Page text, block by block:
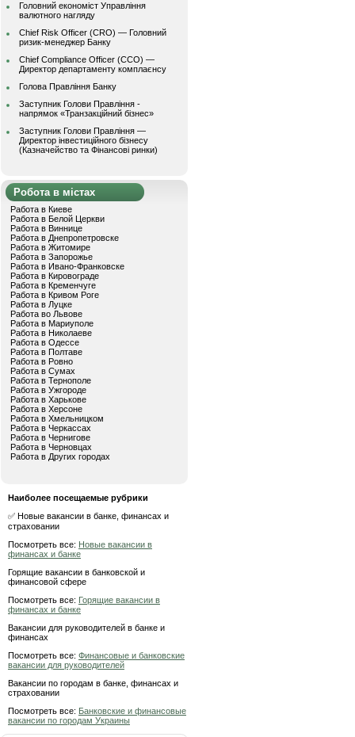
Головний економіст Управління
валютного нагляду
Chief Risk Officer (CRO) — Головний
ризик-менеджер Банку
Chief Compliance Officer (CCO) —
Директор департаменту комплаєнсу
Голова Правління Банку
Заступник Голови Правління -
напрямок «Транзакційний бізнес»
Заступник Голови Правління —
Директор інвестиційного бізнесу
(Казначейство та Фінансові ринки)
Робота в містах
Работа в Киеве
Работа в Белой Церкви
Работа в Виннице
Работа в Днепропетровске
Работа в Житомире
Работа в Запорожье
Работа в Ивано-Франковске
Работа в Кировограде
Работа в Кременчуге
Работа в Кривом Роге
Работа в Луцке
Работа во Львове
Работа в Мариуполе
Работа в Николаеве
Работа в Одессе
Работа в Полтаве
Работа в Ровно
Работа в Сумах
Работа в Тернополе
Работа в Ужгороде
Работа в Харькове
Работа в Херсоне
Работа в Хмельницком
Работа в Черкассах
Работа в Чернигове
Работа в Черновцах
Работа в Других городах
Наиболее посещаемые рубрики
✅ Новые вакансии в банке, финансах и
страховании
Посмотреть все: Новые вакансии в
финансах и банке
Горящие вакансии в банковской и
финансовой сфере
Посмотреть все: Горящие вакансии в
финансах и банке
Вакансии для руководителей в банке и
финансах
Посмотреть все: Финансовые и банковские
вакансии для руководителей
Вакансии по городам в банке, финансах и
страховании
Посмотреть все: Банковские и финансовые
вакансии по городам Украины